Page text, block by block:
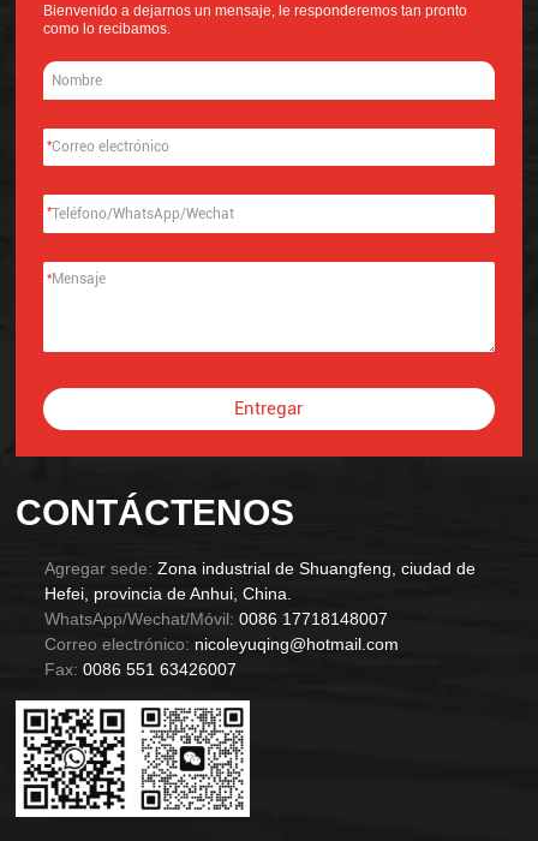
CONTÁCTENOS
Agregar sede: Zona industrial de Shuangfeng, ciudad de
Hefei, provincia de Anhui, China.
WhatsApp/Wechat/Móvil: 0086 17718148007
Correo electrónico: nicoleyuqing@hotmail.com
Fax: 0086 551 63426007
Bienvenido a dejarnos un mensaje, le responderemos tan pronto
como lo recibamos.
*
*
*
Entregar